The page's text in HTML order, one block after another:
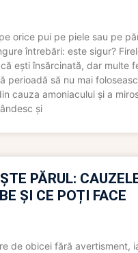
orice pui pe piele sau pe
întrebări: este sigur?
ești însărcinată, dar multe
perioadă să nu mai
cauza amoniacului și a
și
PĂRUL:
ȘI CE POȚI FACE
de obicei fără avertisment,